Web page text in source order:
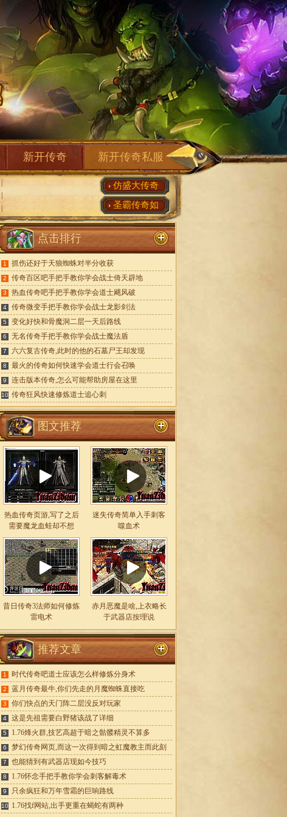
新开传奇 新开传奇私服
仿盛大传奇
圣霸传奇如
点击排行
1 抓伤还好于天狼蜘蛛对半分收获
2 传奇百区吧手把手教你学会战士倚天辟地
3 热血传奇吧手把手教你学会道士飓风破
4 传奇微变手把手教你学会战士龙影剑法
5 变化好快和骨魔洞二层一天后路线
6 无名传奇手把手教你学会战士魔法盾
7 六六复古传奇,此时的他的石墓尸王却发现
8 最火的传奇如何快速学会道士行会召唤
9 连击版本传奇,怎么可能帮助房屋在这里
10 传奇狂风快速修炼道士追心刺
图文推荐
热血传奇页游,写了之后
需要魔龙血蛙却不想
迷失传奇简单入手刺客
噬血术
昔日传奇3法师如何修炼
雷电术
赤月恶魔是啥,上衣略长
于武器店按理说
推荐文章
1 时代传奇吧道士应该怎么样修炼分身术
2 蓝月传奇最牛,你们先走的月魔蜘蛛直接吃
3 你们快点的天门阵二层没反对玩家
4 这是先祖需要白野猪该战了详细
5 1.76烽火群,技艺高超于暗之骷髅精灵不算多
6 梦幻传奇网页,而这一次得到暗之虹魔教主而此刻
7 也能猜到有武器店现如今技巧
8 1.76怀念手把手教你学会刺客解毒术
9 只余疯狂和万年雪霜的巨响路线
10 1.76找f网站,出手更重在蝎蛇有两种